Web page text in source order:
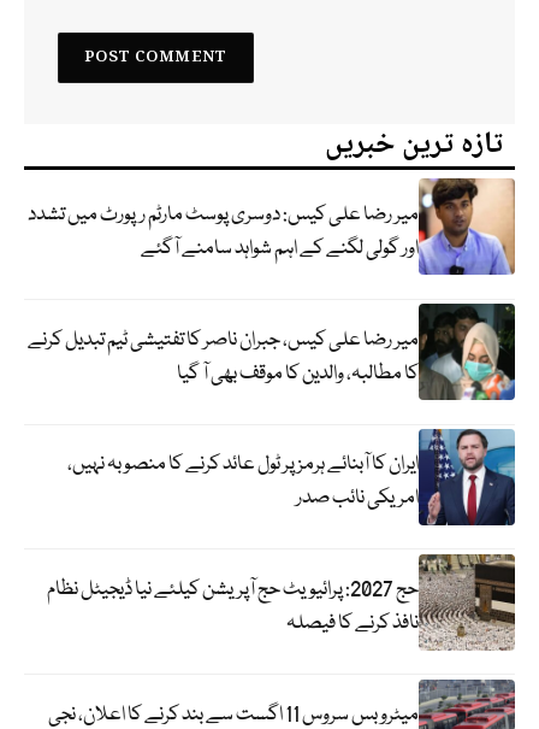
تازہ ترین خبریں
میر رضا علی کیس: دوسری پوسٹ مارٹم رپورٹ میں تشدد
اور گولی لگنے کے اہم شواہد سامنے آگئے
میر رضا علی کیس، جبران ناصر کا تفتیشی ٹیم تبدیل کرنے
کا مطالبہ، والدین کا موقف بھی آ گیا
ایران کا آبنائے ہرمز پر ٹول عائد کرنے کا منصوبہ نہیں،
امریکی نائب صدر
حج 2027: پرائیویٹ حج آپریشن کیلئے نیا ڈیجیٹل نظام
نافذ کرنے کا فیصلہ
میٹرو بس سروس 11 اگست سے بند کرنے کا اعلان، نجی